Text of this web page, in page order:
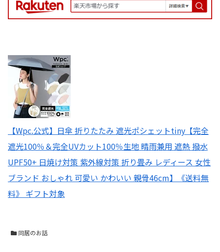
【Wpc.公式】日傘 折りたたみ 遮光ポシェットtiny【完全
遮光100％＆完全UVカット100％生地 晴雨兼用 遮熱 撥水
UPF50+ 日焼け対策 紫外線対策 折り畳み レディース 女性
ブランド おしゃれ 可愛い かわいい 親骨46cm】《送料無
料》 ギフト対象
同居のお話